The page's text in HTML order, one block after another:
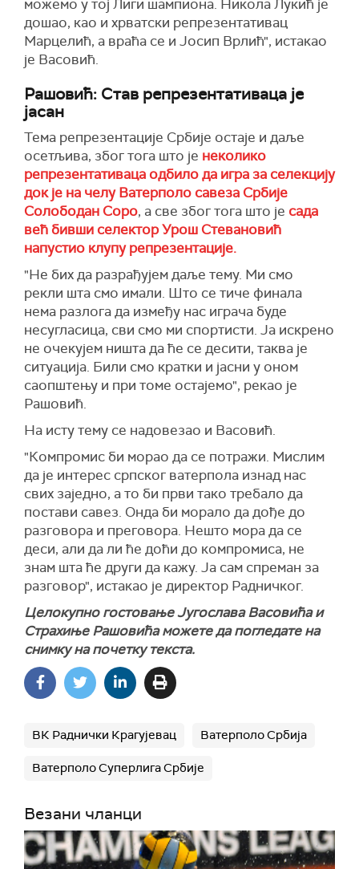
можемо у тој Лиги шампиона. Никола Лукић је
дошао, као и хрватски репрезентативац
Марцелић, а враћа се и Јосип Врлић", истакао
је Васовић.
Рашовић: Став репрезентативаца је
јасан
Тема репрезентације Србије остаје и даље
осетљива, због тога што је неколико
репрезентативаца одбило да игра за селекцију
док је на челу Ватерполо савеза Србије
Солободан Соро, а све због тога што је сада
већ бивши селектор Урош Стевановић
напустио клупу репрезентације.
"Не бих да разрађујем даље тему. Ми смо
рекли шта смо имали. Што се тиче финала
нема разлога да између нас играча буде
несугласица, сви смо ми спортисти. Ја искрено
не очекујем ништа да ће се десити, таква је
ситуација. Били смо кратки и јасни у оном
саопштењу и при томе остајемо", рекао је
Рашовић.
На исту тему се надовезао и Васовић.
"Компромис би морао да се потражи. Мислим
да је интерес српског ватерпола изнад нас
свих заједно, а то би први тако требало да
постави савез. Онда би морало да дође до
разговора и преговора. Нешто мора да се
деси, али да ли ће доћи до компромиса, не
знам шта ће други да кажу. Ја сам спреман за
разговор", истакао је директор Радничког.
Целокупно гостовање Југослава Васовића и
Страхиње Рашовића можете да погледате на
снимку на почетку текста.
ВК Раднички Крагујевац Ватерполо Србија
Ватерполо Суперлига Србије
Везани чланци